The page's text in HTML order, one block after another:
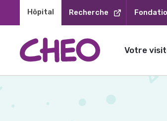
Hôpital Recherche
Votre